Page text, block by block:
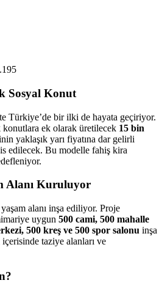
Sosyal Konut
Türkiye’de bir ilki de hayata geçiriyor.
konutlara ek olarak üretilecek 15 bin
yaklaşık yarı fiyatına dar gelirli
edilecek. Bu modelle fahiş kira
Alanı Kuruluyor
alanı inşa ediliyor. Proje
uygun 500 cami, 500 mahalle
500 kreş ve 500 spor salonu inşa
taziye alanları ve